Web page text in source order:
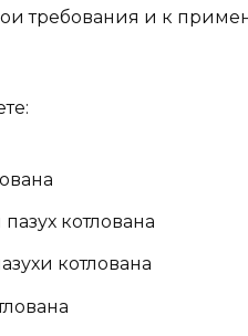
требования и к
котлована
котлована